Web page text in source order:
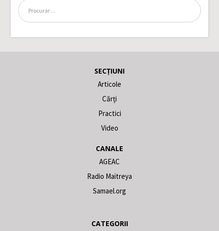
SECȚIUNI
Articole
Cărți
Practici
Video
CANALE
AGEAC
Radio Maitreya
Samael.org
CATEGORII